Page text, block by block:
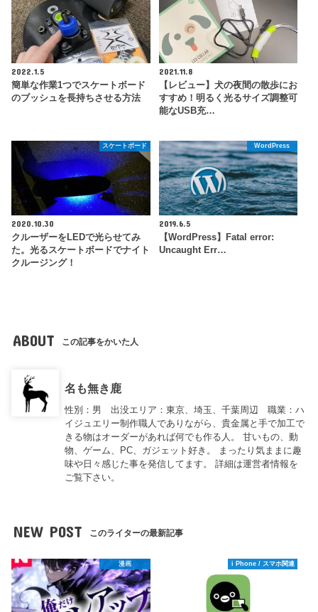
2022.1.5
簡単な作業1つでスケートボード
のブッシュを長持ちさせる方法
2021.11.8
【レビュー】犬の夜間の散歩にお
すすめ！明るく光るサイズ調整可
能なUSB充…
スケートボード
2020.10.30
クルーザーをLEDで光らせてみ
た。光るスケートボードでナイト
クルージング！
WordPress
2019.6.5
【WordPress】Fatal error:
Uncaught Err…
ABOUT この記事をかいた人
名も無き鹿
性別：男 出没エリア：東京、埼玉、千葉周辺 職業：ハ
イジュエリー制作職人でありながら、貴金属と手で加工で
きる物はオーダーがあれば何でも作る人。 甘いもの、動
物、ゲーム、PC、ガジェット好き。 まったり気ままに趣
味や日々感じた事を発信してます。 詳細は運営者情報を
ご覧下さい。
NEW POST このライターの最新記事
漫画 i Phone / スマホ関連